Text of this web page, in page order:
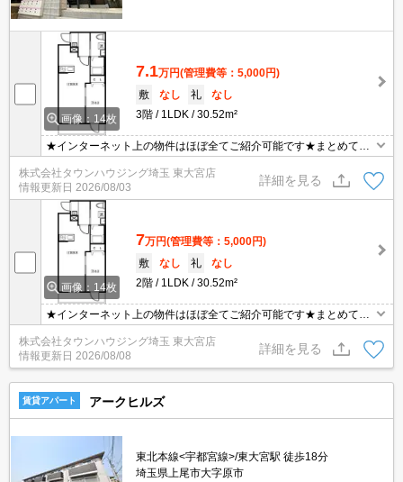
画像：14枚
7.1万円(管理費等：5,000円)
敷
なし 礼
なし
3階
1LDK 30.52m²
★インターネット上の物件はほぼ全てご紹介可能です★まとめてご
紹介致します★お部屋探しは情報量地域No１の★タウンハウジング
東大宮店まで★
株式会社タウンハウジング埼玉 東大宮店
情報更新日 2026/08/03
詳細を見る
画像：14枚
7万円(管理費等：5,000円)
敷
なし 礼
なし
2階
1LDK 30.52m²
★インターネット上の物件はほぼ全てご紹介可能です★まとめてご
紹介致します★お部屋探しは情報量地域No１の★タウンハウジング
東大宮店まで★
株式会社タウンハウジング埼玉 東大宮店
情報更新日 2026/08/08
詳細を見る
賃貸アパート アークヒルズ
東北本線<宇都宮線>/東大宮駅 徒歩18分
埼玉県上尾市大字原市